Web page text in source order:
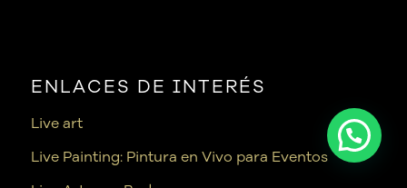
ENLACES DE INTERÉS
Live art
Live Painting: Pintura en Vivo para Eventos